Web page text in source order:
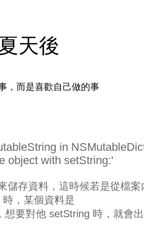
天後
，而是喜歡自己做的事
in
object with setString:'
儲存資料，這時候若是從檔案
，某個資料是
想要對他 setString 時，就會